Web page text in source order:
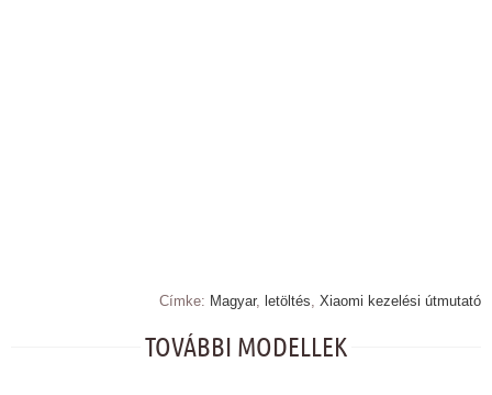
Címke: Magyar, letöltés Xiaomi kezelési útmutató
TOVÁBBI MODELLEK